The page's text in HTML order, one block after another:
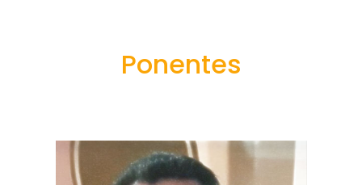
Ponentes